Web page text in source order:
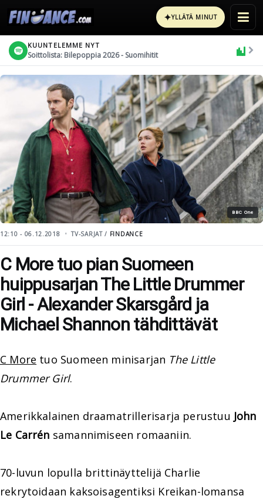
✦YLLÄTÄ MINUT
KUUNTELEMME NYT
Soittolista: Bilepoppia 2026 - Suomihitit
BBC One
12:10 - 06.12.2018 TV-SARJAT / FINDANCE
C More tuo pian Suomeen
huippusarjan The Little Drummer
Girl - Alexander Skarsgård ja
Michael Shannon tähdittävät
C More tuo Suomeen minisarjan The Little
Drummer Girl.
Amerikkalainen draamatrillerisarja perustuu John
Le Carrén samannimiseen romaaniin.
70-luvun lopulla brittinäyttelijä Charlie
rekrytoidaan kaksoisagentiksi Kreikan-lomansa